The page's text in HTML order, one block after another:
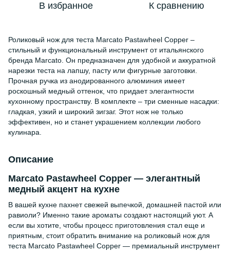
В избранное К сравнению
Роликовый нож для теста Marcato Pastawheel Copper –
стильный и функциональный инструмент от итальянского
бренда Marcato. Он предназначен для удобной и аккуратной
нарезки теста на лапшу, пасту или фигурные заготовки.
Прочная ручка из анодированного алюминия имеет
роскошный медный оттенок, что придает элегантности
кухонному пространству. В комплекте – три сменные насадки:
гладкая, узкий и широкий зигзаг. Этот нож не только
эффективен, но и станет украшением коллекции любого
кулинара.
Описание
Marcato Pastawheel Copper — элегантный
медный акцент на кухне
В вашей кухне пахнет свежей выпечкой, домашней пастой или
равиоли? Именно такие ароматы создают настоящий уют. А
если вы хотите, чтобы процесс приготовления стал еще и
приятным, стоит обратить внимание на роликовый нож для
теста Marcato Pastawheel Copper — премиальный инструмент